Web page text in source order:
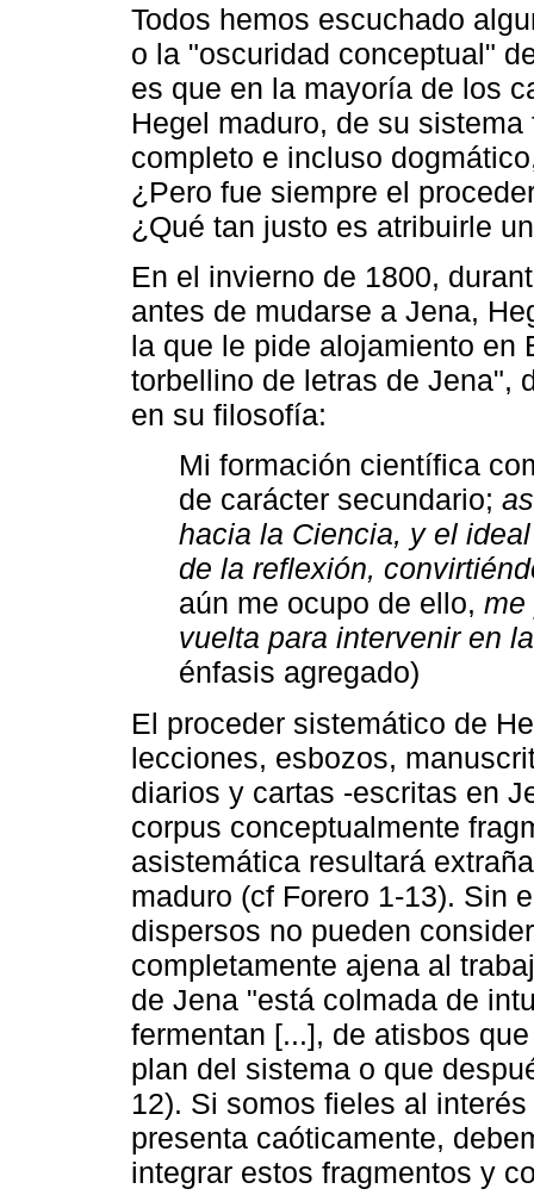
Todos hemos escuchado
o la "oscuridad conceptual"
es que en la mayoría de los
Hegel maduro, de su
completo e incluso
¿Pero fue siempre el
¿Qué tan justo es atribuirle
En el invierno de 1800,
antes de mudarse a Jena,
la que le pide alojamiento en
torbellino de letras de Jena",
en su filosofía:
Mi formación científica
de carácter secundario;
hacia la Ciencia, y el
de la reflexión,
aún me ocupo de ello, me
vuelta para intervenir en
énfasis agregado)
El proceder sistemático de
lecciones, esbozos,
diarios y cartas -escritas en
corpus conceptualmente
asistemática resultará
maduro (cf Forero 1-13). Sin
dispersos no pueden
completamente ajena al
de Jena "está colmada de
fermentan [...], de atisbos
plan del sistema o que
12). Si somos fieles al
presenta caóticamente,
integrar estos fragmentos y